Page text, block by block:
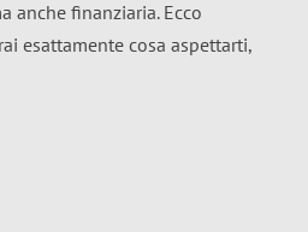
anche finanziaria. Ecco
esattamente cosa aspettarti,